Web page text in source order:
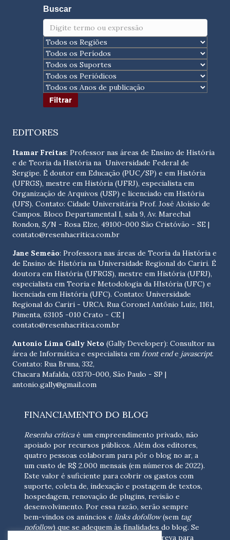
Buscar
EDITORES
Itamar Freitas: Professor nas áreas de Ensino de História
e de Teoria da História na Universidade Federal de
Sergipe. É doutor em Educação (PUC/SP) e em História
(UFRGS), mestre em História (UFRJ), especialista em
Organização de Arquivos (USP) e licenciado em História
(UFS). Contato: Cidade Universitária Prof. José Aloísio de
Campos. Bloco Departamental I, sala 9, Av. Marechal
Rondon, S/N - Rosa Elze, 49100-000 São Cristóvão - SE |
contato@resenhacritica.com.br
Jane Semeão: Professora nas áreas de Teoria da História e
de Ensino de História na Universidade Regional do Cariri. É
doutora em História (UFRGS), mestre em História (UFRJ),
especialista em Teoria e Metodologia da HIstória (UFC) e
licenciada em História (UFC). Contato: Universidade
Regional do Cariri - URCA. Rua Coronel Antônio Luíz, 1161,
Pimenta, 63105 -010 Crato - CE |
contato@resenhacritica.com.br
Antonio Lima Gally Neto (Gally Developer): Consultor na
área de Informática e especialista em front ende javascript.
Contato: Rua Bruna, 332,
Chacara Mafalda, 03370-000, São Paulo - SP |
antonio.gally@gmail.com
FINANCIAMENTO DO BLOG
Resenha críticaé um empreendimento privado, não
apoiado por recursos públicos. Além dos editores,
quatro pessoas colaboram para pôr o blog no ar, a
um custo de R$ 2.000 mensais (em números de 2022).
Este valor é suficiente para cobrir os gastos com
suporte, coleta de, indexação e postagem de textos,
hospedagem, renovação de plugins, revisão e
desenvolvimento. Por essa razão, serão sempre
bem-vindos os anúncios e links dofollow(sem tag
nofollow) que se adequem às finalidades do blog. Se
escreva para